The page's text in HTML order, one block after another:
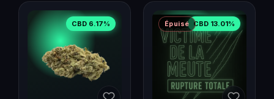
CBD 6.17% CBD 13.01%
Épuisé